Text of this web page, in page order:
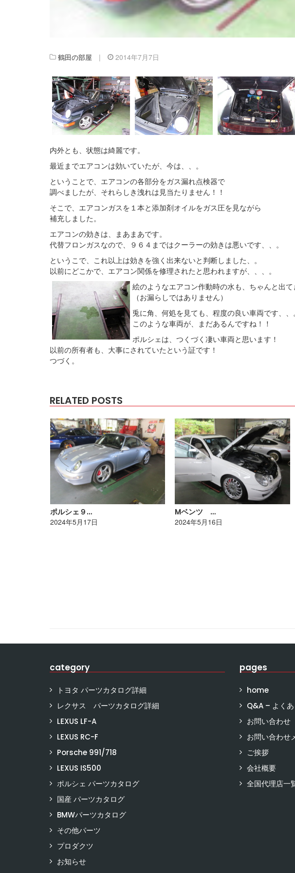
鶴田の部屋 | 2014年7月7日
内外とも、状態は綺麗です。
最近までエアコンは効いていたが、今は、、。
ということで、エアコンの各部分をガス漏れ点検器で
調べましたが、それらしき洩れは見当たりません！！
そこで、エアコンガスを１本と添加剤オイルをガス圧を見ながら
補充しました。
エアコンの効きは、まあまあです。
代替フロンガスなので、９６４まではクーラーの効きは悪いです、、。
というこで、これ以上は効きを強く出来ないと判断しました、。
以前にどこかで、エアコン関係を修理されたと思われますが、、、。
絵のようなエアコン作動時の水も、ちゃんと出て
（お漏らしではありません）
兎に角、何処を見ても、程度の良い車両です、、
このような車両が、まだあるんですね！！
ポルシェは、つくづく凄い車両と思います！
以前の所有者も、大事にされていたという証です！
つづく。
RELATED POSTS
ポルシェ９…
2024年5月17日
Mベンツ …
2024年5月16日
category
トヨタ パーツカタログ詳細
レクサス パーツカタログ詳細
LEXUS LF-A
LEXUS RC-F
Porsche 991/718
LEXUS IS500
ポルシェ パーツカタログ
国産 パーツカタログ
BMWパーツカタログ
その他パーツ
プロダクツ
お知らせ
pages
home
Q&A – よく
お問い合わせ
お問い合わせ
ご挨拶
会社概要
全国代理店一